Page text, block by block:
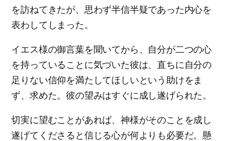
を訪ねてきたが、思わず半信半疑であった内心を
表わしてしまった。
イエス様の御言葉を聞いてから、自分が二つの心
を持っていることに気づいた彼は、直ちに自分の
足りない信仰を満たしてほしいという助けをま
ず、求めた。彼の望みはすぐに成し遂げられた。
切実に望むことがあれば、神様がそのことを成し
遂げてくださると信じる心が何よりも必要だ。懸